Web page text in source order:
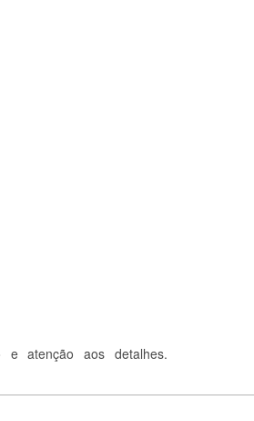
e atenção aos detalhes.